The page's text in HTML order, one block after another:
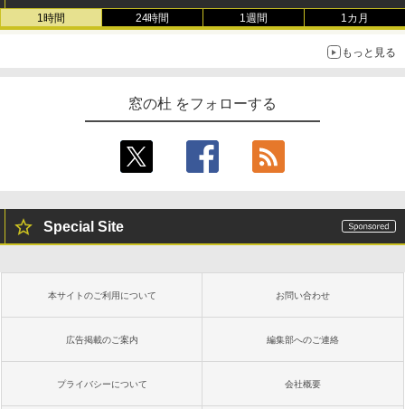
1時間 24時間 1週間 1カ月
もっと見る
窓の杜 をフォローする
Special Site
本サイトのご利用について お問い合わせ
広告掲載のご案内 編集部へのご連絡
プライバシーについて 会社概要